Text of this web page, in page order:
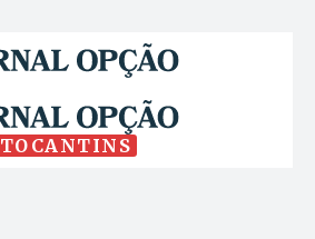
TOCANTINS